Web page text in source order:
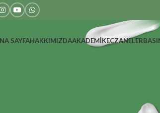
SAYFAHAKKIMIZDAAKADEMIKECZANELER